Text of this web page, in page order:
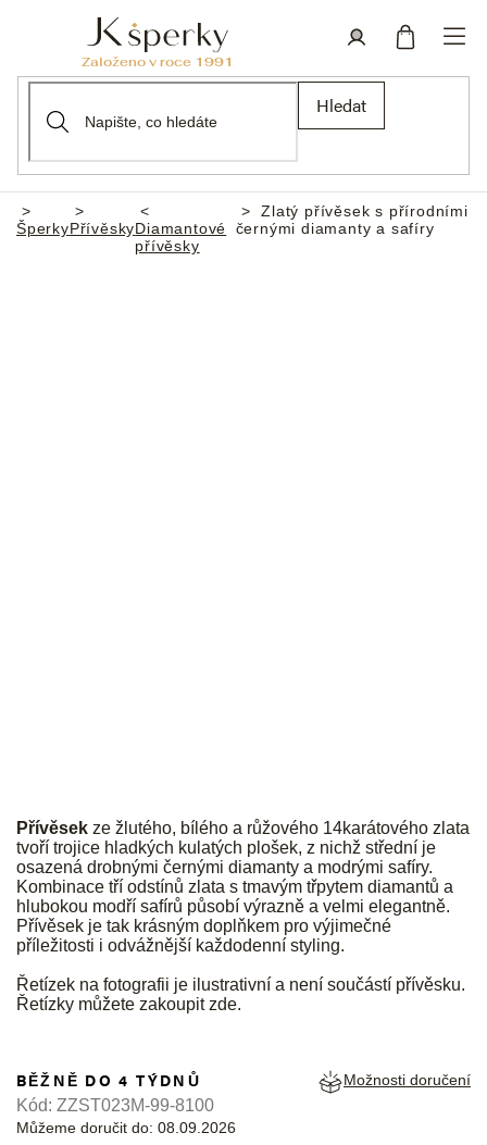
Hledat
Domů
ŠperkyPřívěskyDiamantové
přívěsky
Zlatý přívěsek s přírodními
černými diamanty a safíry
Přívěsek ze žlutého, bílého a růžového 14karátového zlata
tvoří trojice hladkých kulatých plošek, z nichž střední je
osazená drobnými černými diamanty a modrými safíry.
Kombinace tří odstínů zlata s tmavým třpytem diamantů a
hlubokou modří safírů působí výrazně a velmi elegantně.
Přívěsek je tak krásným doplňkem pro výjimečné
příležitosti i odvážnější každodenní styling.
Řetízek na fotografii je ilustrativní a není součástí přívěsku.
Řetízky můžete zakoupitzde.
BĚŽNĚ DO 4 TÝDNŮ
Můžeme doručit do: 08.09.2026
Možnosti doručení
Kód: ZZST023M-99-8100